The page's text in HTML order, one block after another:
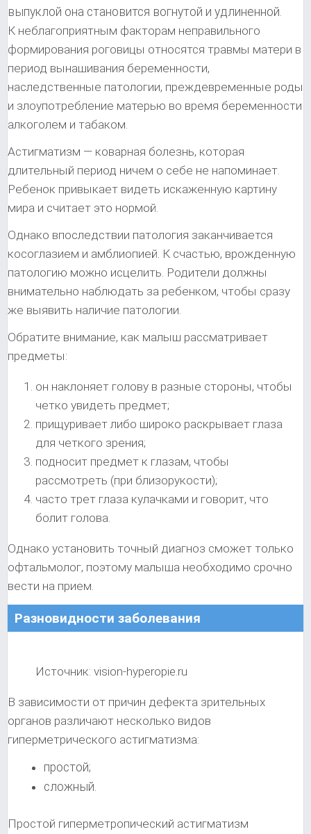
выпуклой она становится вогнутой и удлиненной.
К неблагоприятным факторам неправильного
формирования роговицы относятся травмы матери в
период вынашивания беременности,
наследственные патологии, преждевременные роды
и злоупотребление матерью во время беременности
алкоголем и табаком.
Астигматизм — коварная болезнь, которая
длительный период ничем о себе не напоминает.
Ребенок привыкает видеть искаженную картину
мира и считает это нормой.
Однако впоследствии патология заканчивается
косоглазием и амблиопией. К счастью, врожденную
патологию можно исцелить. Родители должны
внимательно наблюдать за ребенком, чтобы сразу
же выявить наличие патологии.
Обратите внимание, как малыш рассматривает
предметы:
он наклоняет голову в разные стороны, чтобы
четко увидеть предмет;
прищуривает либо широко раскрывает глаза
для четкого зрения;
подносит предмет к глазам, чтобы
рассмотреть (при близорукости);
часто трет глаза кулачками и говорит, что
болит голова.
Однако установить точный диагноз сможет только
офтальмолог, поэтому малыша необходимо срочно
вести на прием.
Разновидности заболевания
Источник: vision-hyperopie.ru
В зависимости от причин дефекта зрительных
органов различают несколько видов
гиперметрического астигматизма:
простой;
сложный.
Простой гиперметропический астигматизм